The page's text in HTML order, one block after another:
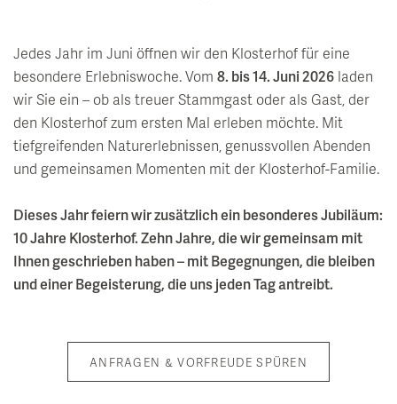
Nachhaltigkeit
Impressionen & Videos
Lage & Anreise
Wissenswertes
Seminar & Team Offsites
Tagesbesucher
Inklusivleistungen
Pauschalen
Last Minute Verfügbarkeiten
Spa-Anwendungen
Pool-Landschaft
Saunalandschaft
Alpen Soledom
Artemacur Gesundheitszentrum
Leberfasten nach Dr. Worm
Aktivprogramm & Fitness
genießen
Essen & Trinken
Restaurant & Kulinarik
GenussArt Abendmenü
Klosterhof-Frühstück
BarBarossa
Feiern im Klosterhof
entdecken
Sommerfrische
Winterzauber
Ausflugsziele
inspirieren
Kunst & Kultur
Vollmondkonzerte
Jedes Jahr im Juni öffnen wir den Klosterhof für eine
besondere Erlebniswoche. Vom 8. bis 14. Juni 2026 laden
wir Sie ein – ob als treuer Stammgast oder als Gast, der
den Klosterhof zum ersten Mal erleben möchte. Mit
tiefgreifenden Naturerlebnissen, genussvollen Abenden
und gemeinsamen Momenten mit der Klosterhof-Familie.
Dieses Jahr feiern wir zusätzlich ein besonderes Jubiläum:
10 Jahre Klosterhof. Zehn Jahre, die wir gemeinsam mit
Ihnen geschrieben haben – mit Begegnungen, die bleiben
und einer Begeisterung, die uns jeden Tag antreibt.
ANFRAGEN & VORFREUDE SPÜREN